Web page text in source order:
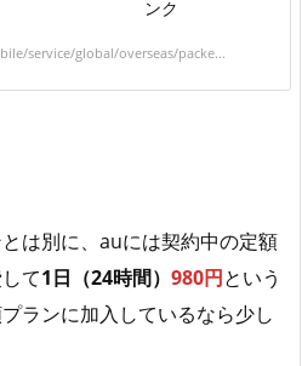
service/global/overseas/packe...
は別に、auには契約中の定額
て1日（24時間） 980円という
ランに加入しているなら少し